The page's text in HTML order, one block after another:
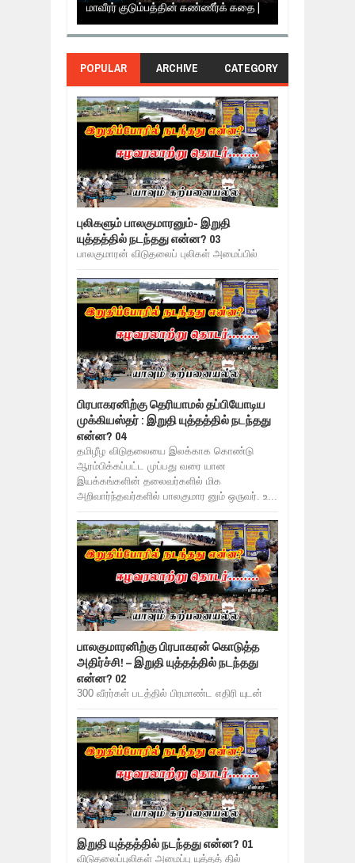
மாவீரர் குடும்பத்தின் கண்ணீர்க் கதை |
POPULAR ARCHIVE CATEGORY
புலிகளும் பாலகுமாரனும்- இறுதி
யுத்தத்தில் நடந்தது என்ன? 03
பாலகுமாரன் விடுதலைப் புலிகள் அமைப்பில்
பிரபாகரனிற்கு தெரியாமல் தப்பியோடிய
முக்கியஸ்தர் : இறுதி யுத்தத்தில் நடந்தது
என்ன? 04
தமிழீழ விடுதலையை இலக்காக கொண்டு
ஆரம்பிக்கப்பட்ட முப்பது வரை யான
இயக்கங்களின் தலைவர்களில் மிக
அறிவார்ந்தவர்களில் பாலகுமார னும் ஒருவர். உ...
பாலகுமாரனிற்கு பிரபாகரன் கொடுத்த
அதிர்ச்சி! – இறுதி யுத்தத்தில் நடந்தது
என்ன? 02
300 வீரர்கள் படத்தில் பிரமாண்ட எதிரி யுடன்
இறுதி யுத்தத்தில் நடந்தது என்ன? 01
விடுதலைப்புலிகள் அமைப்பு யுத்தத் தில்